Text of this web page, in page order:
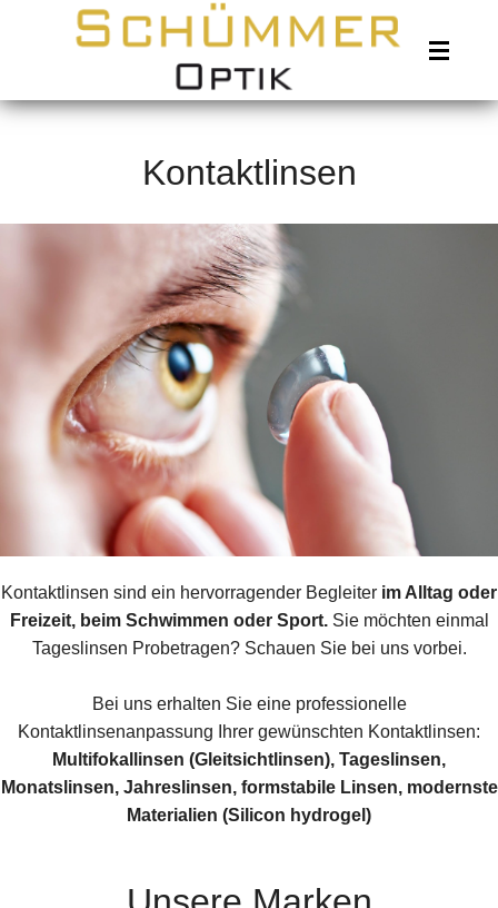
Standorte
Leistungen
Kontaktlinsen
Kontaktlinsen sind ein hervorragender Begleiter im Alltag oder
Freizeit, beim Schwimmen oder Sport.Sie möchten einmal
Tageslinsen Probetragen? Schauen Sie bei uns vorbei.
Bei uns erhalten Sie eine professionelle
Kontaktlinsenanpassung Ihrer gewünschten Kontaktlinsen:
Multifokallinsen (Gleitsichtlinsen), Tageslinsen,
Monatslinsen, Jahreslinsen, formstabile Linsen, modernste
Materialien (Silicon hydrogel)